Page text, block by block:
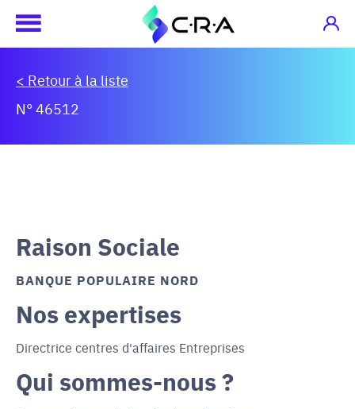
< Retour à la liste
N° 46512
Raison Sociale
BANQUE POPULAIRE NORD
Nos expertises
Directrice centres d'affaires Entreprises
Qui sommes-nous ?